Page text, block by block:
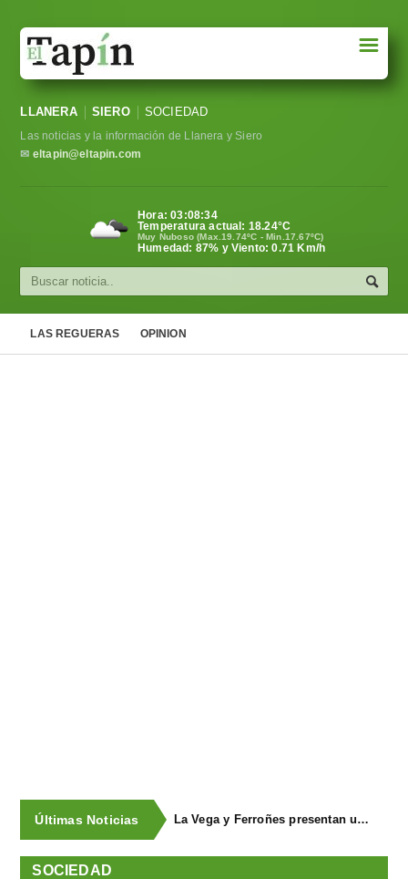
Sociedad
Política
Cultura
☰
LLANERA SIERO SOCIEDAD
Las noticias y la información de Llanera y Siero
✉ eltapin@eltapin.com
Hora:03:08:35
Temperatura actual: 18.24°C
Muy Nuboso (Max.19.74ºC - Min.17.67ºC)
Humedad: 87% y Viento: 0.71 Km/h
LAS REGUERAS OPINION
Últimas Noticias La Vega y Ferroñes presentan una completa programación para sus fiestas
SOCIEDAD